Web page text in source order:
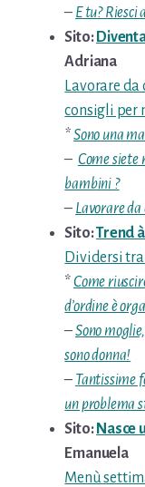
– E tu? Riesci
Sito:
Adriana
Lavorare da
consigli per
*Sono una
– Come siete
bambini ?
– Lavorare da
Sito:Trend
Dividersi tra
*Come
d’ordine è
–Sono
sono donna!
– Tantissime
un problema
Sito: Nasce
Emanuela
Menù